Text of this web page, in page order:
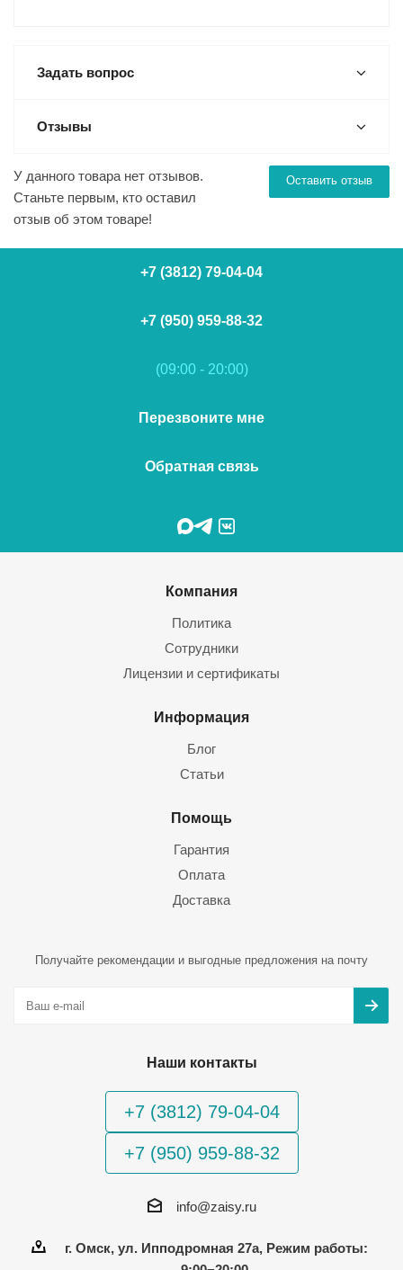
Задать вопрос
Отзывы
Оставить отзыв
У данного товара нет отзывов.
Станьте первым, кто оставил
отзыв об этом товаре!
+7 (3812) 79-04-04
+7 (950) 959-88-32
(09:00 - 20:00)
Перезвоните мне
Обратная связь
Компания
Политика
Сотрудники
Лицензии и сертификаты
Информация
Блог
Статьи
Помощь
Гарантия
Оплата
Доставка
Получайте рекомендации и выгодные предложения на почту
Наши контакты
+7 (3812) 79-04-04
+7 (950) 959-88-32
info@zaisy.ru
г. Омск, ул. Ипподромная 27а, Режим работы: